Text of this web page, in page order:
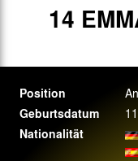
14
Position
Geburtsdatum
Nationalität